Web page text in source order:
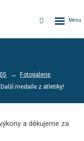
Vyhledávání
Fotogalerie
Další medaile z atletiky!
a děkujeme za